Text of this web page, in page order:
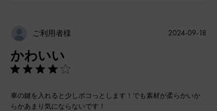
ご利用者様
かわいい
車の鍵を入れると少しポコっとします！でも素材が柔らかいか
らかあまり気にならないです！
公
2024-09-18